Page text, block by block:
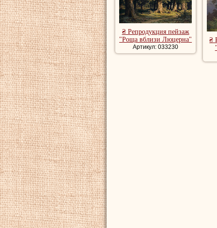
речной пейзаж,
₴ Репродукция пейзаж
"Роща вблизи Люцерна"
Артикул: 033230
₴